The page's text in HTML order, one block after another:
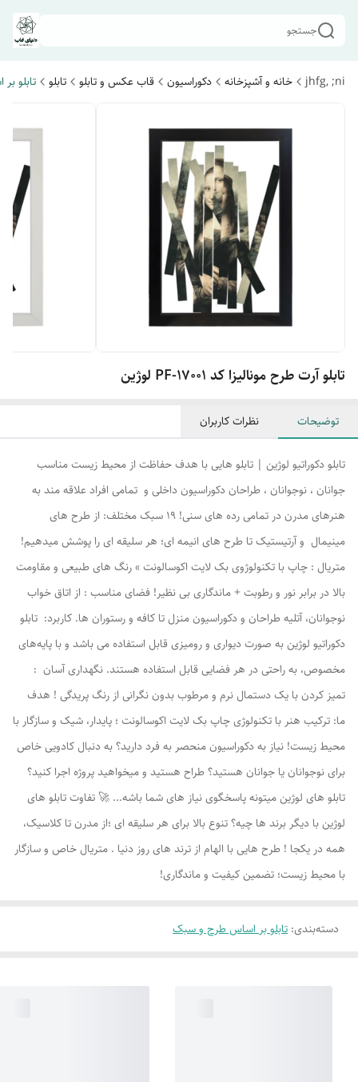
جستجو
jhfg, ;ni خانه و آشپزخانه دکوراسیون قاب عکس و تابلو تابلو تابلو
تابلو آرت طرح مونالیزا کد PF-17001 لوژین
توضیحات نظرات کاربران
تابلو دکوراتیو لوژین | تابلو هایی با هدف حفاظت از محیط زیست مناسب
جوانان ، نوجوانان ، طراحان دکوراسیون داخلی و تمامی افراد علاقه مند به
هنرهای مدرن در تمامی رده های سنی! ۱۹ سبک مختلف: از طرح های
مینیمال و آرتیستیک تا طرح های انیمه ای؛ هر سلیقه ای را پوشش میدهیم!
متریال : چاپ با تکنولوژوی بک لایت اکوسالونت » رنگ های طبیعی و مقاومت
بالا در برابر نور و رطوبت + ماندگاری بی نظیر! فضای مناسب : از اتاق خواب
نوجوانان، آتلیه طراحان و دکوراسیون منزل تا کافه و رستوران ها. کاربرد: تابلو
دکوراتیو لوژین به صورت دیواری و رومیزی قابل استفاده می باشد و با پایه‌های
مخصوص، به راحتی در هر فضایی قابل استفاده هستند. نگهداری آسان :
تمیز کردن با یک دستمال نرم و مرطوب بدون نگرانی از رنگ پریدگی ! هدف
ما: ترکیب هنر با تکنولوژی چاپ بک لایت اکوسالونت ؛ پایدار، شیک و سازگار با
محیط زیست! نیاز به دکوراسیون منحصر به فرد دارید؟ به دنبال کادویی خاص
برای نوجوانان یا جوانان هستید؟ طراح هستید و میخواهید پروژه اجرا کنید؟
تابلو های لوژين میتونه پاسخگوی نیاز های شما باشه... 🚀 تفاوت تابلو های
لوژين با دیگر برند ها چیه؟ تنوع بالا برای هر سلیقه ای ؛از مدرن تا کلاسیک،
همه در یکجا ! طرح هایی با الهام از ترند های روز دنیا . متریال خاص و سازگار
با محیط زیست؛ تضمین کیفیت و ماندگاری!
دسته‌بندی: تابلو بر اساس طرح و سبک